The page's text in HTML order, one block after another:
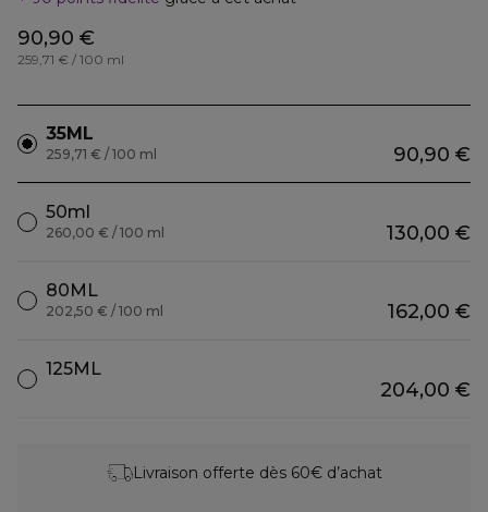
90,90 €
259,71 € / 100 ml
35ML
90,90 €
259,71 € / 100 ml
50ml
130,00 €
260,00 € / 100 ml
80ML
162,00 €
202,50 € / 100 ml
125ML
204,00 €
Livraison offerte dès 60€ d’achat